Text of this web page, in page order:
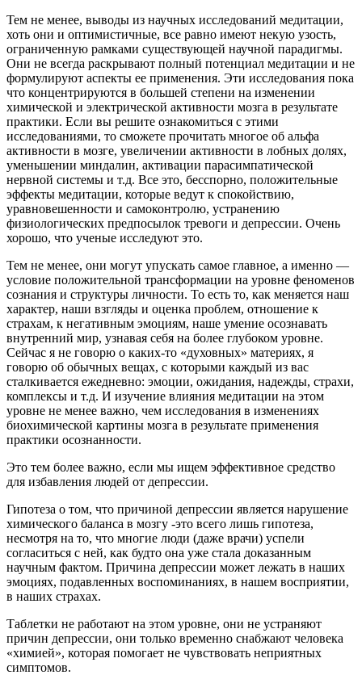
Тем не менее, выводы из научных исследований медитации,
хоть они и оптимистичные, все равно имеют некую узость,
ограниченную рамками существующей научной парадигмы.
Они не всегда раскрывают полный потенциал медитации и не
формулируют аспекты ее применения. Эти исследования пока
что концентрируются в большей степени на изменении
химической и электрической активности мозга в результате
практики. Если вы решите ознакомиться с этими
исследованиями, то сможете прочитать многое об альфа
активности в мозге, увеличении активности в лобных долях,
уменьшении миндалин, активации парасимпатической
нервной системы и т.д. Все это, бесспорно, положительные
эффекты медитации, которые ведут к спокойствию,
уравновешенности и самоконтролю, устранению
физиологических предпосылок тревоги и депрессии. Очень
хорошо, что ученые исследуют это.
Тем не менее, они могут упускать самое главное, а именно —
условие положительной трансформации на уровне феноменов
сознания и структуры личности. То есть то, как меняется наш
характер, наши взгляды и оценка проблем, отношение к
страхам, к негативным эмоциям, наше умение осознавать
внутренний мир, узнавая себя на более глубоком уровне.
Сейчас я не говорю о каких-то «духовных» материях, я
говорю об обычных вещах, с которыми каждый из вас
сталкивается ежедневно: эмоции, ожидания, надежды, страхи,
комплексы и т.д. И изучение влияния медитации на этом
уровне не менее важно, чем исследования в изменениях
биохимической картины мозга в результате применения
практики осознанности.
Это тем более важно, если мы ищем эффективное средство
для избавления людей от депрессии.
Гипотеза о том, что причиной депрессии является нарушение
химического баланса в мозгу -это всего лишь гипотеза,
несмотря на то, что многие люди (даже врачи) успели
согласиться с ней, как будто она уже стала доказанным
научным фактом. Причина депрессии может лежать в наших
эмоциях, подавленных воспоминаниях, в нашем восприятии,
в наших страхах.
Таблетки не работают на этом уровне, они не устраняют
причин депрессии, они только временно снабжают человека
«химией», которая помогает не чувствовать неприятных
симптомов.